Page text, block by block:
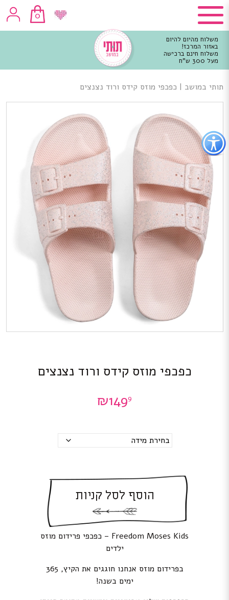
כפתור
לפתיחת
תפריט
נגישות
0
משלוח מהיום להיום
באזור המרכז!
משלוח חינם ברכישה
מעל 300 ש"ח
מרכזי
תותי במושב | כפכפי מוזס קידס ורוד נצנצים
כפכפי מוזס קידס ורוד נצנצים
₪1499
מידות
הוסף לסל קניות
Freedom Moses Kids – כפכפי פרידום מוזס
ילדים
בפרידום מוזס אנחנו חוגגים את הקיץ, 365
ימים בשנה!